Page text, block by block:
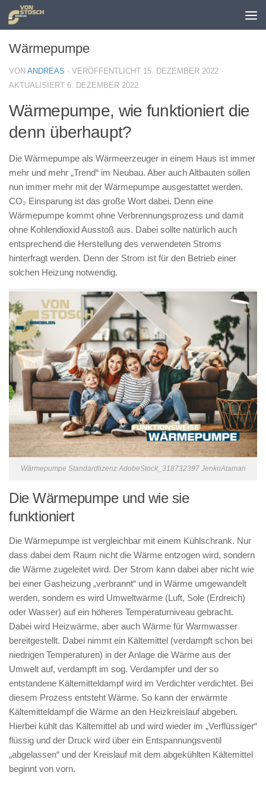
Zum Inhalt springen
Wärmepumpe
VON ANDREAS · VERÖFFENTLICHT 15. DEZEMBER 2022 ·
AKTUALISIERT 6. DEZEMBER 2022
Wärmepumpe, wie funktioniert die
denn überhaupt?
Die Wärmepumpe als Wärmeerzeuger in einem Haus ist immer
mehr und mehr „Trend“ im Neubau. Aber auch Altbauten sollen
nun immer mehr mit der Wärmepumpe ausgestattet werden.
CO₂ Einsparung ist das große Wort dabei. Denn eine
Wärmepumpe kommt ohne Verbrennungsprozess und damit
ohne Kohlendioxid Ausstoß aus. Dabei sollte natürlich auch
entsprechend die Herstellung des verwendeten Stroms
hinterfragt werden. Denn der Strom ist für den Betrieb einer
solchen Heizung notwendig.
Wärmepumpe Standardlizenz AdobeStock_318732397 JenkoAtaman
Die Wärmepumpe und wie sie
funktioniert
Die Wärmepumpe ist vergleichbar mit einem Kühlschrank. Nur
dass dabei dem Raum nicht die Wärme entzogen wird, sondern
die Wärme zugeleitet wird. Der Strom kann dabei aber nicht wie
bei einer Gasheizung „verbrannt“ und in Wärme umgewandelt
werden, sondern es wird Umweltwärme (Luft, Sole (Erdreich)
oder Wasser) auf ein höheres Temperaturniveau gebracht.
Dabei wird Heizwärme, aber auch Wärme für Warmwasser
bereitgestellt. Dabei nimmt ein Kältemittel (verdampft schon bei
niedrigen Temperaturen) in der Anlage die Wärme aus der
Umwelt auf, verdampft im sog. Verdampfer und der so
entstandene Kältemitteldampf wird im Verdichter verdichtet. Bei
diesem Prozess entsteht Wärme. So kann der erwärmte
Kältemitteldampf die Wärme an den Heizkreislauf abgeben.
Hierbei kühlt das Kältemittel ab und wird wieder im „Verflüssiger“
flüssig und der Druck wird über ein Entspannungsventil
„abgelassen“ und der Kreislauf mit dem abgekühlten Kältemittel
beginnt von vorn.